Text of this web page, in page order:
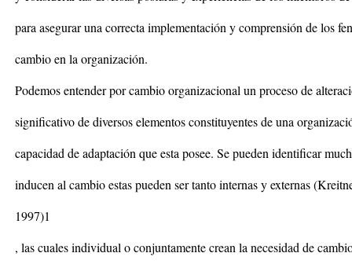
para asegurar una correcta implementación y comprensión de los
cambio en la organización.
Podemos entender por cambio organizacional un proceso de
significativo de diversos elementos constituyentes de una
capacidad de adaptación que esta posee. Se pueden identificar
inducen al cambio estas pueden ser tanto internas y externas
1997)1
, las cuales individual o conjuntamente crean la necesidad de